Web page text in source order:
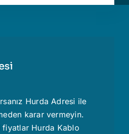
Hurda Adresi ile
karar vermeyin.
fiyatlar Hurda Kablo